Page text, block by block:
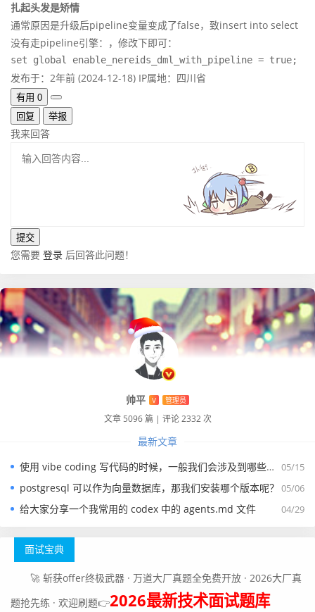
扎起头发是矫情
通常原因是升级后pipeline变量变成了false，致insert into select
没有走pipeline引擎：，修改下即可：
set global enable_nereids_dml_with_pipeline = true;
发布于：2年前 (2024-12-18) IP属地：四川省
有用 0
回复
举报
我来回答
您需要 登录 后回答此问题！
帅平 V 管理员
文章 5096 篇 | 评论 2332 次
最新文章
05/15
使用 vibe coding 写代码的时候，一般我们会涉及到哪些提示词？
05/06
postgresql 可以作为向量数据库，那我们安装哪个版本呢？
04/29
给大家分享一个我常用的 codex 中的 agents.md 文件
面试宝典
🚀 斩获offer终极武器 · 万道大厂真题全免费开放 · 2026大厂真
题抢先练 · 欢迎刷题👉2026最新技术面试题库